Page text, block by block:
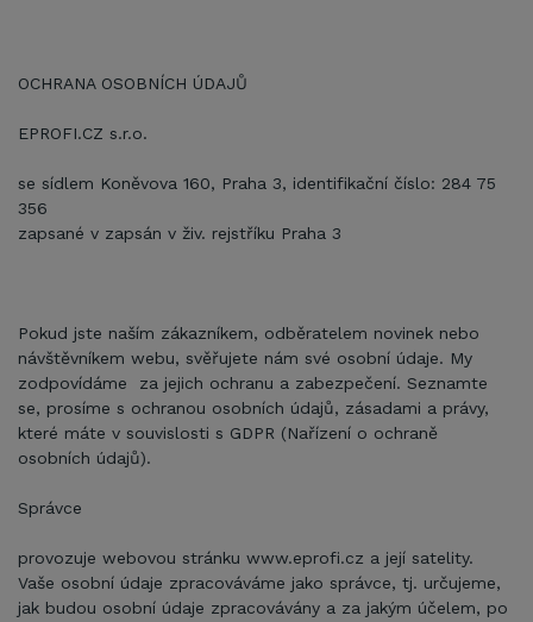
OCHRANA OSOBNÍCH ÚDAJŮ
EPROFI.CZ s.r.o.
se sídlem Koněvova 160, Praha 3, identifikační číslo: 284 75
356
zapsané v zapsán v živ. rejstříku Praha 3
Pokud jste naším zákazníkem, odběratelem novinek nebo
návštěvníkem webu, svěřujete nám své osobní údaje. My
zodpovídáme za jejich ochranu a zabezpečení. Seznamte
se, prosíme s ochranou osobních údajů, zásadami a právy,
které máte v souvislosti s GDPR (Nařízení o ochraně
osobních údajů).
Správce
provozuje webovou stránku www.eprofi.cz a její satelity.
Vaše osobní údaje zpracováváme jako správce, tj. určujeme,
jak budou osobní údaje zpracovávány a za jakým účelem, po